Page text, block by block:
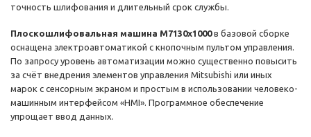
точность шлифования и длительный срок службы.
Плоскошлифовальная машина М7130х1000в базовой сборке
оснащена электроавтоматикой с кнопочным пультом управления.
По запросу уровень автоматизации можно существенно повысить
за счёт внедрения элементов управления Mitsubishi или иных
марок с сенсорным экраном и простым в использовании человеко-
машинным интерфейсом «HMI». Программное обеспечение
упрощает ввод данных.